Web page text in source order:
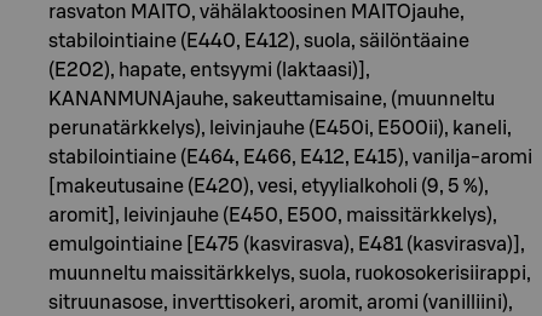
rasvaton MAITO, vähälaktoosinen MAITOjauhe,
stabilointiaine (E440, E412), suola, säilöntäaine
(E202), hapate, entsyymi (laktaasi)],
KANANMUNAjauhe, sakeuttamisaine, (muunneltu
perunatärkkelys), leivinjauhe (E450i, E500ii), kaneli,
stabilointiaine (E464, E466, E412, E415), vanilja-aromi
[makeutusaine (E420), vesi, etyylialkoholi (9, 5 %),
aromit], leivinjauhe (E450, E500, maissitärkkelys),
emulgointiaine [E475 (kasvirasva), E481 (kasvirasva)],
muunneltu maissitärkkelys, suola, ruokosokerisiirappi,
sitruunasose, inverttisokeri, aromit, aromi (vanilliini),